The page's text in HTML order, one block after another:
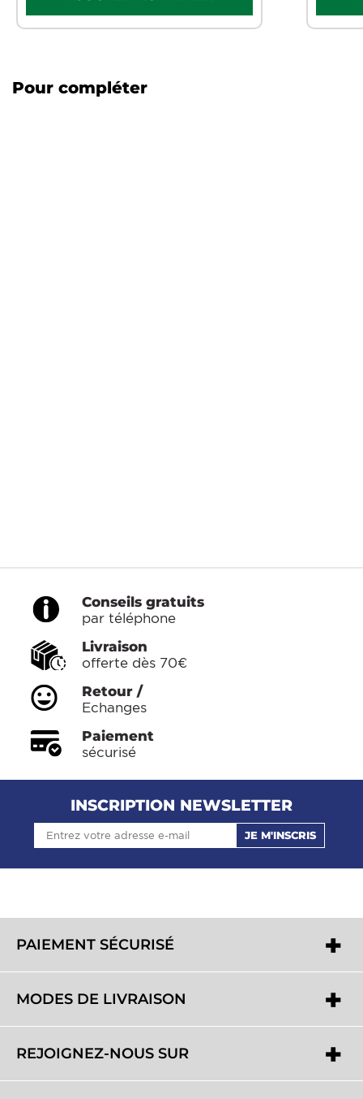
Pour compléter
Conseils gratuits
par téléphone
Livraison
offerte dès 70€
Retour /
Echanges
Paiement
sécurisé
INSCRIPTION NEWSLETTER
JE M'INSCRIS
PAIEMENT SÉCURISÉ
MODES DE LIVRAISON
REJOIGNEZ-NOUS SUR